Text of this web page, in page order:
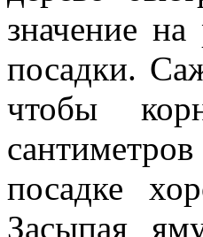
значение на
по­садки.
чтобы
посадке
Засыпая